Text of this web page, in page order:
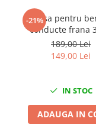
Peugeot
Renault
Universale
-21%
Trusa pentru
conducte frana
4.75mm
189,00 Lei
149,00 Lei
IN STOC
ADAUGA IN